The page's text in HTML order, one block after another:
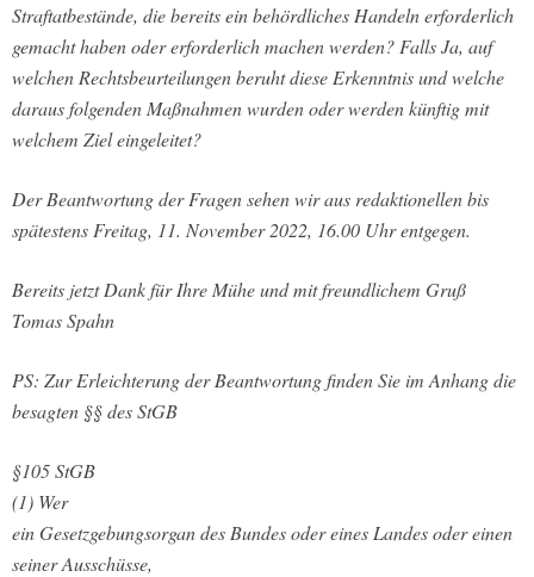
Straftatbestände, die bereits ein behördliches Handeln erforderlich
gemacht haben oder erforderlich machen werden? Falls Ja, auf
welchen Rechtsbeurteilungen beruht diese Erkenntnis und welche
daraus folgenden Maßnahmen wurden oder werden künftig mit
welchem Ziel eingeleitet?
Der Beantwortung der Fragen sehen wir aus redaktionellen bis
spätestens Freitag, 11. November 2022, 16.00 Uhr entgegen.
Bereits jetzt Dank für Ihre Mühe und mit freundlichem Gruß
Tomas Spahn
PS: Zur Erleichterung der Beantwortung finden Sie im Anhang die
besagten §§ des StGB
§105 StGB
(1) Wer
ein Gesetzgebungsorgan des Bundes oder eines Landes oder einen
seiner Ausschüsse,